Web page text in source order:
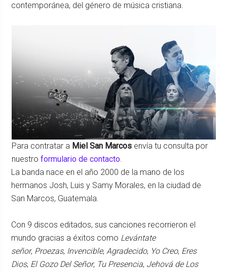
contemporánea, del género de música cristiana.
Para contratar a Miel San Marcosenvía tu consulta por
nuestro formulario de contacto.
La banda nace en el año 2000 de la mano de los
hermanos Josh, Luis y Samy Morales, en la ciudad de
San Marcos, Guatemala.
Con 9 discos editados, sus canciones recorrieron el
mundo gracias a éxitos como Levántate
señor, Proezas, Invencible,Agradecido, Yo Creo, Eres
Dios, El Gozo Del Señor, Tu Presencia, Jehová de Los